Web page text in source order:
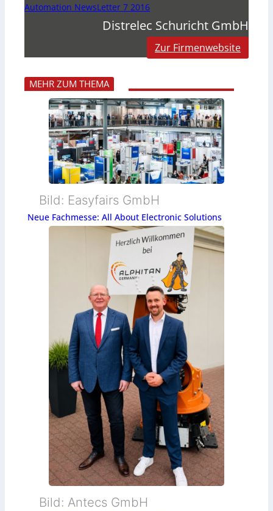
Automation NewsLetter 7 2016
Distrelec Schuricht GmbH
Zur Firmenwebsite
MEHR ZUM THEMA
Bild: Easyfairs GmbH
Neue Fachmesse: All About Electronic Solutions
Bild: Antecs GmbH